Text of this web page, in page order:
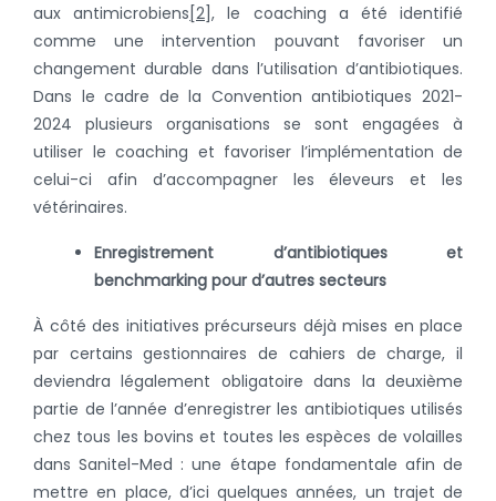
aux antimicrobiens [2], le coaching a été identifié
comme une intervention pouvant favoriser un
changement durable dans l’utilisation d’antibiotiques.
Dans le cadre de la Convention antibiotiques 2021-
2024 plusieurs organisations se sont engagées à
utiliser le coaching et favoriser l’implémentation de
celui-ci afin d’accompagner les éleveurs et les
vétérinaires.
Enregistrement d’antibiotiques et
benchmarking pour d’autres secteurs
À côté des initiatives précurseurs déjà mises en place
par certains gestionnaires de cahiers de charge, il
deviendra légalement obligatoire dans la deuxième
partie de l’année d’enregistrer les antibiotiques utilisés
chez tous les bovins et toutes les espèces de volailles
dans Sanitel-Med : une étape fondamentale afin de
mettre en place, d’ici quelques années, un trajet de